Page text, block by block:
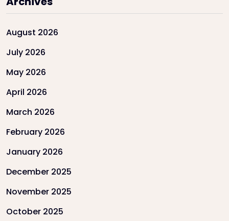
August 2026
July 2026
May 2026
April 2026
March 2026
February 2026
January 2026
December 2025
November 2025
October 2025